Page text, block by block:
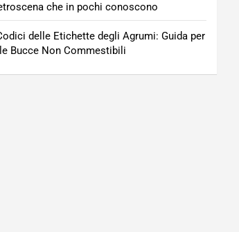
che in pochi conoscono
delle Etichette degli Agrumi: Guida per
Bucce Non Commestibili